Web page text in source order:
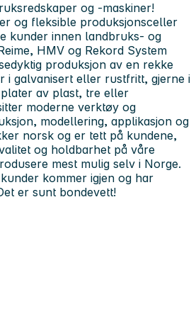
og -maskiner!
og fleksible produksjonsceller
kunder innen landbruks- og
HMV og Rekord System
produksjon av en rekke
i galvanisert eller rustfritt, gjerne i
av plast, tre eller
moderne verktøy og
modellering, applikasjon og
norsk og er tett på kundene,
og holdbarhet på våre
mest mulig selv i Norge.
kommer igjen og har
er sunt bondevett!